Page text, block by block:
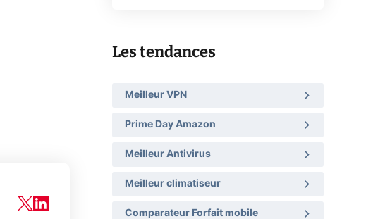
Les tendances
Meilleur VPN
Prime Day Amazon
Meilleur Antivirus
Meilleur climatiseur
Comparateur Forfait mobile